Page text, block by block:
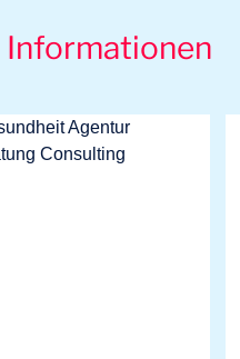
Informationen